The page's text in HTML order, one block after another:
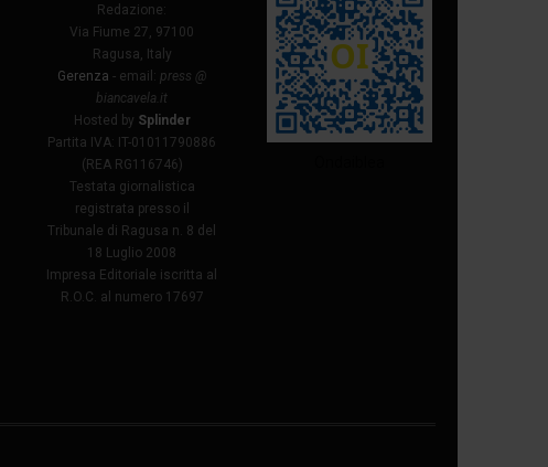
Redazione:
Via Fiume 27, 97100
Ragusa, Italy
Gerenza - email:press @
biancavela.it
Hosted by Splinder
Partita IVA: IT-01011790886
(REA RG116746)
Testata giornalistica
registrata presso il
Tribunale di Ragusa n. 8 del
18 Luglio 2008
Impresa Editoriale iscritta al
R.O.C. al numero 17697